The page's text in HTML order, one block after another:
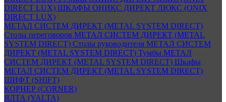
DIRECT LUX) ШКАФЫ ОНИКС ДИРЕКТ ЛЮКС (ONIX
DIRECT LUX)
МЕТАЛ СИСТЕМ ДИРЕКТ (METAL SYSTEM DIRECT)
Столы переговоров МЕТАЛ СИСТЕМ ДИРЕКТ (METAL
SYSTEM DIRECT) Столы руководителя МЕТАЛ СИСТЕМ
ДИРЕКТ (METAL SYSTEM DIRECT) Тумбы МЕТАЛ
СИСТЕМ ДИРЕКТ (METAL SYSTEM DIRECT) Шкафы
МЕТАЛ СИСТЕМ ДИРЕКТ (METAL SYSTEM DIRECT)
ШИФТ (SHIFT)
КОРНЕР (CORNER)
ЯЛТА (YALTA)